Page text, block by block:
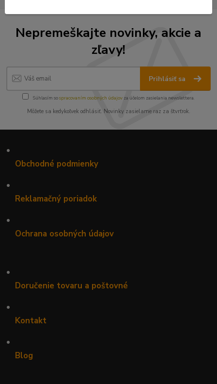
Nepremeškajte novinky, akcie a
zľavy!
Prihlásiť sa
Súhlasím sospracovaním osobných údajov za účelom zasielania newslettera.
Môžete sa kedykoľvek odhlásiť. Novinky zasielame raz za štvrťrok.
•
Obchodné podmienky
•
Reklamačný poriadok
•
Ochrana osobných údajov
•
Doručenie tovaru a poštovné
•
Kontakt
•
Blog